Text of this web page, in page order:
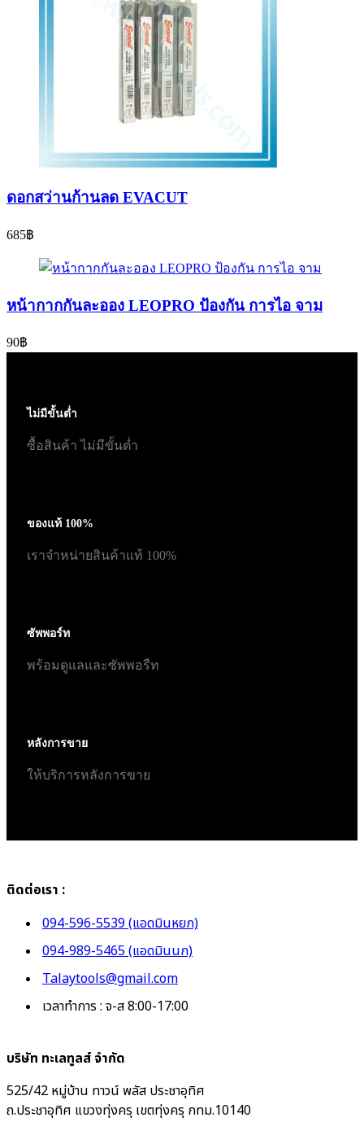
ดอกสว่านก้านลด EVACUT
685฿
หน้ากากกันละออง LEOPRO ป้องกัน การไอ จาม
90฿
ไม่มีขั้นต่ำ
ซื้อสินค้า ไม่มีขั้นต่ำ
ของแท้ 100%
เราจำหน่ายสินค้าแท้ 100%
ซัพพอร์ท
พร้อมดูแลและซัพพอรืท
หลังการขาย
ให้บริการหลังการขาย
ติดต่อเรา :
094-596-5539 (แอดมินหยก)
094-989-5465 (แอดมินนก)
Talaytools@gmail.com
เวลาทำการ : จ-ส 8:00-17:00
บริษัท ทะเลทูลส์ จำกัด
525/42 หมู่บ้าน ทาวน์ พลัส ประชาอุทิศ
ถ.ประชาอุทิศ แขวงทุ่งครุ เขตทุ่งครุ กทม.10140